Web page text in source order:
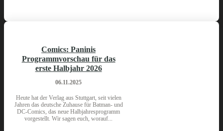
Comics: Paninis
Programmvorschau für das
erste Halbjahr 2026
06.11.2025
Heute hat der Verlag aus Stuttgart, seit vielen
Jahren das deutsche Zuhause für Batman- und
DC-Comics, das neue Halbjahresprogramm
vorgestellt. Wir sagen euch, worauf...